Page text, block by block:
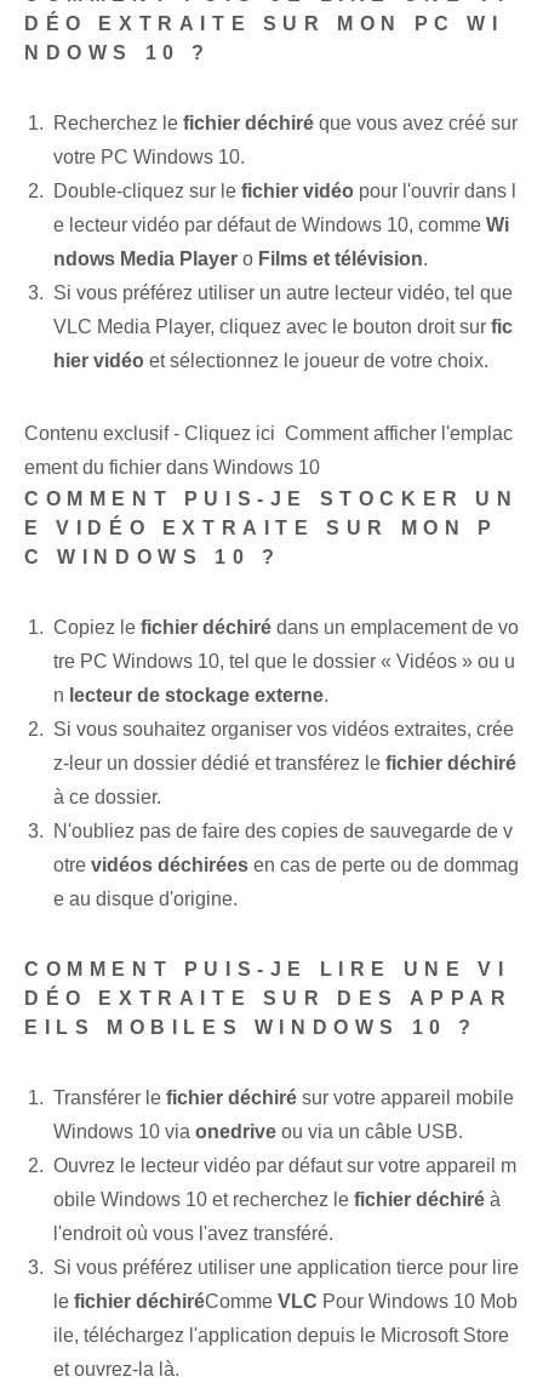
DÉO EXTRAITE SUR MON PC WI
NDOWS 10 ?
Recherchez le fichier déchiré que vous avez créé sur
votre PC Windows 10.
Double-cliquez sur le fichier vidéo pour l'ouvrir dans l
e lecteur vidéo par défaut de Windows 10, comme Wi
ndows Media Player o Films et télévision.
Si vous préférez utiliser un autre lecteur vidéo, tel que
VLC Media Player, cliquez avec le bouton droit sur fic
hier vidéo et sélectionnez le joueur de votre choix.
Contenu exclusif - Cliquez ici Comment afficher l'emplac
ement du fichier dans Windows 10
COMMENT PUIS-JE STOCKER UN
E VIDÉO EXTRAITE SUR MON P
C WINDOWS 10 ?
Copiez le fichier déchiré dans un emplacement de vo
tre PC Windows 10, tel que le dossier « Vidéos » ou u
n lecteur de stockage externe.
Si vous souhaitez organiser vos vidéos extraites, crée
z-leur un dossier dédié et transférez le fichier déchiré
à ce dossier.
N'oubliez pas de faire des copies de sauvegarde de v
otre vidéos déchirées en cas de perte ou de dommag
e au disque d'origine.
COMMENT PUIS-JE LIRE UNE VI
DÉO EXTRAITE SUR DES APPAR
EILS MOBILES WINDOWS 10 ?
Transférer le fichier déchiré sur votre appareil mobile
Windows 10 via onedrive ou via un câble USB.
Ouvrez le lecteur vidéo par défaut sur votre appareil m
obile Windows 10 et recherchez le fichier déchiré à
l'endroit où vous l'avez transféré.
Si vous préférez utiliser une application tierce pour lire
le fichier déchiréComme VLC Pour Windows 10 Mob
ile, téléchargez l'application depuis le Microsoft Store
et ouvrez-la là.